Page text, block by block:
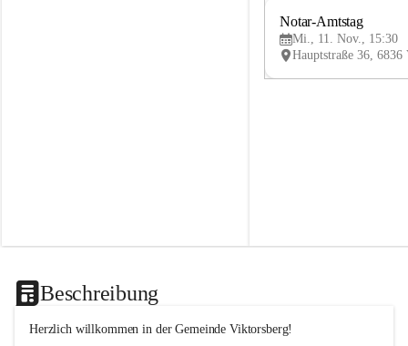
Notar-Amtstag
Mi., 11. Nov., 15:30
Beschreibung
Herzlich willkommen in der Gemeinde Viktorsberg!